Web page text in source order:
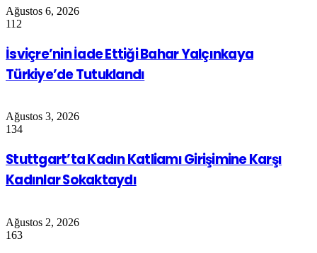
Ağustos 6, 2026
112
İsviçre’nin İade Ettiği Bahar Yalçınkaya
Türkiye’de Tutuklandı
Ağustos 3, 2026
134
Stuttgart’ta Kadın Katliamı Girişimine Karşı
Kadınlar Sokaktaydı
Ağustos 2, 2026
163